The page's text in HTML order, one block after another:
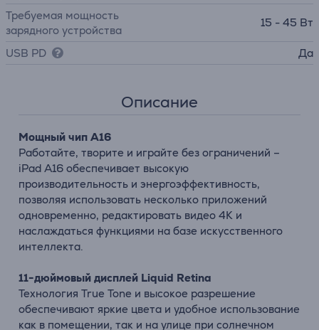
Требуемая мощность
зарядного устройства
15 - 45 Вт
USB PD Да
Описание
Мощный чип A16
Работайте, творите и играйте без ограничений –
iPad A16 обеспечивает высокую
производительность и энергоэффективность,
позволяя использовать несколько приложений
одновременно, редактировать видео 4K и
наслаждаться функциями на базе искусственного
интеллекта.
11-дюймовый дисплей Liquid Retina
Технология True Tone и высокое разрешение
обеспечивают яркие цвета и удобное использование
как в помещении, так и на улице при солнечном